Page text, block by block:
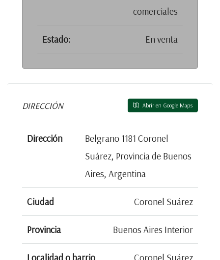
comerciales
Estado: En venta
DIRECCIÓN Abrir en Google Maps
Dirección
Belgrano 1181 Coronel
Suárez, Provincia de Buenos
Aires, Argentina
Ciudad Coronel Suárez
Provincia Buenos Aires Interior
Localidad o barrio Coronel Suárez